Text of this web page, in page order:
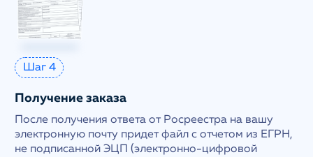
Шаг 4
Получение заказа
После получения ответа от Росреестра на вашу
электронную почту придет файл с отчетом из ЕГРН,
не подписанной ЭЦП (электронно-цифровой